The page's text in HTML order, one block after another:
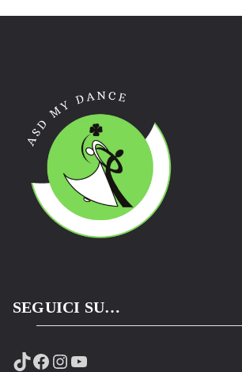
SEGUICI SU…
TikTok
Facebook
Instagram
YouTube